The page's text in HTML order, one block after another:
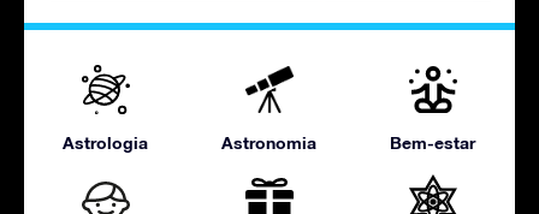
Astrologia Astronomia Bem-estar